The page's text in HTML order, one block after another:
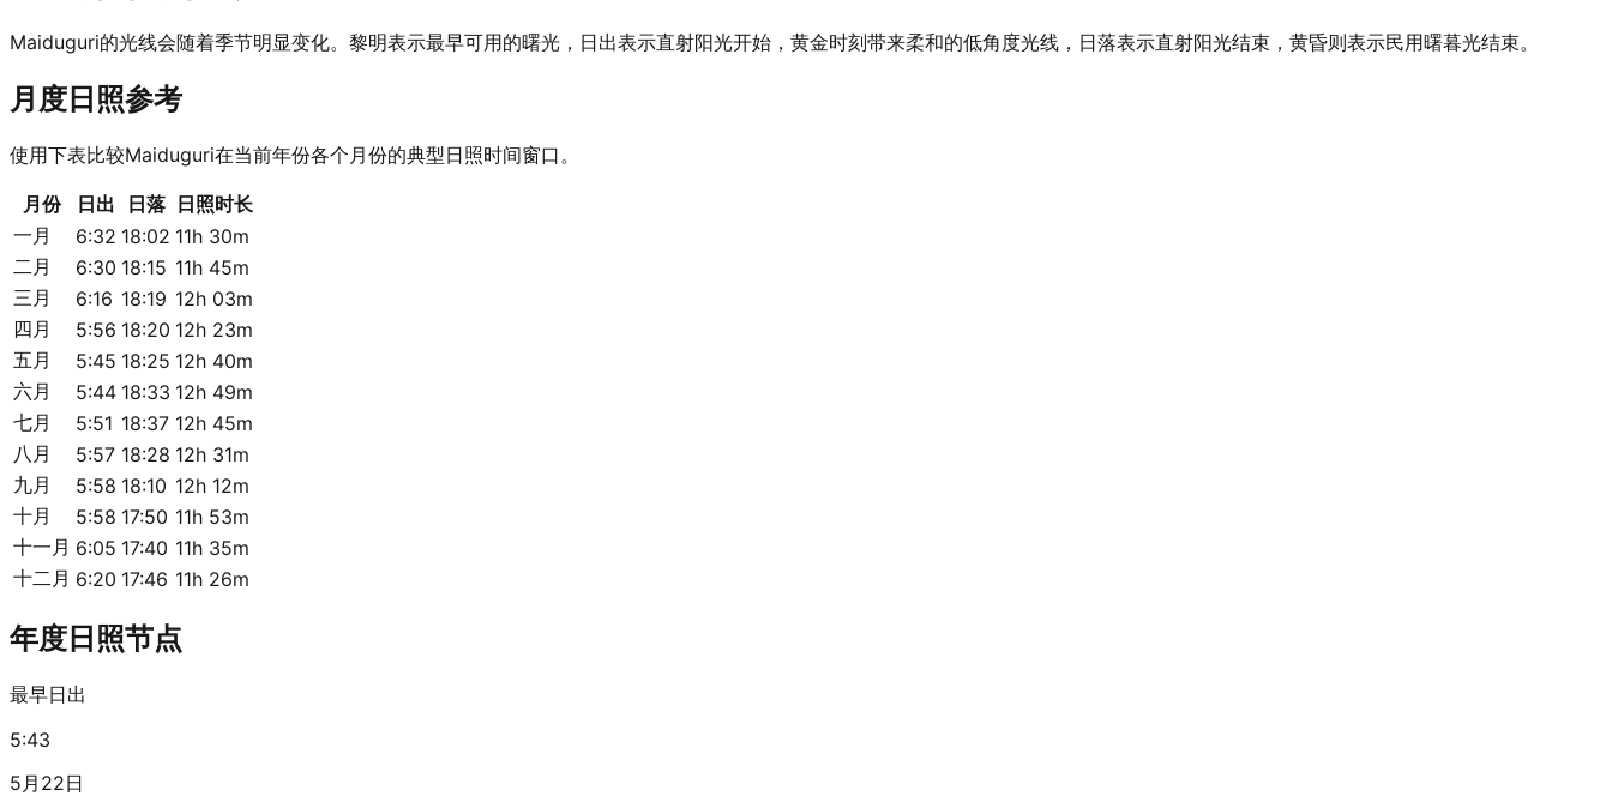
Maiduguri的光线会随着季节明显变化。黎明表示最早可用的曙光，日出表示直射阳光开始，黄金时刻带来柔和的低角度光线，日落表示直射阳光结束，黄昏则表示民用曙暮光结束。
月度日照参考
使用下表比较Maiduguri在当前年份各个月份的典型日照时间窗口。
月份 日出 日落 日照时长
一月
6:32 18:02 11h 30m
二月
6:30 18:15 11h 45m
三月
6:16 18:19 12h 03m
四月
5:56 18:20 12h 23m
五月
5:45 18:25 12h 40m
六月
5:44 18:33 12h 49m
七月
5:51 18:37 12h 45m
八月
5:57 18:28 12h 31m
九月
5:58 18:10 12h 12m
十月
5:58 17:50 11h 53m
十一月 6:05 17:40 11h 35m
十二月 6:20 17:46 11h 26m
年度日照节点
最早日出
5:43
5月22日